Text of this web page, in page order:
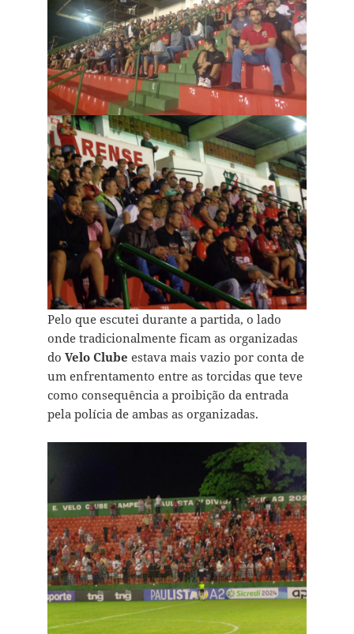
Pelo que escutei durante a partida, o lado
onde tradicionalmente ficam as organizadas
do Velo Clube estava mais vazio por conta de
um enfrentamento entre as torcidas que teve
como consequência a proibição da entrada
pela polícia de ambas as organizadas.